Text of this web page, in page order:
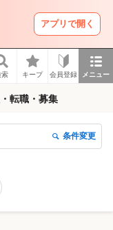
アプリで開く
索 キープ 会員登録 メニュー
転職・募集
条件変更